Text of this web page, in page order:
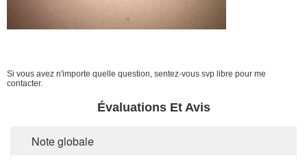
Si vous avez n'importe quelle question, sentez-vous svp libre pour me
contacter.
Évaluations Et Avis
Note globale